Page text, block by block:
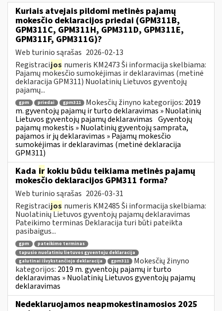
Kuriais atvejais pildomi metinės pajamų
mokesčio deklaracijos priedai (GPM311B,
GPM311C, GPM311H, GPM311D, GPM311E,
GPM311F, GPM311G)?
Web turinio sąrašas 2026-02-13
Registracijos numeris KM2473 Ši informacija skelbiama:
Pajamų mokesčio sumokėjimas ir deklaravimas (metinė
deklaracija GPM311) Nuolatinių Lietuvos gyventojų
pajamų...
gpm priedai gpm311 Mokesčių žinyno kategorijos: 2019
m. gyventojų pajamų ir turto deklaravimas » Nuolatinių
Lietuvos gyventojų pajamų deklaravimas Gyventojų
pajamų mokestis » Nuolatinių gyventojų samprata,
pajamos ir jų deklaravimas » Pajamų mokesčio
sumokėjimas ir deklaravimas (metinė deklaracija
GPM311)
Kada ir kokiu būdu teikiama metinės pajamų
mokesčio deklaracijos GPM311 forma?
Web turinio sąrašas 2026-03-31
Registracijos numeris KM2485 Ši informacija skelbiama:
Nuolatinių Lietuvos gyventojų pajamų deklaravimas
Pateikimo terminas Deklaracija turi būti pateikta
pasibaigus...
gpm
pateikimo terminas
tapusio nuolatiniu lietuvos gyventoju deklaracija
galutinai išvykstančiojo deklaracija
gpm311
Mokesčių žinyno
kategorijos: 2019 m. gyventojų pajamų ir turto
deklaravimas » Nuolatinių Lietuvos gyventojų pajamų
deklaravimas
Nedeklaruojamos neapmokestinamosios 2025